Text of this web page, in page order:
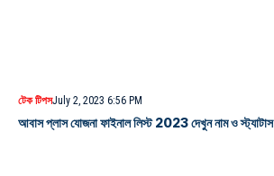
টেক টিপসJuly 2, 2023 6:56 PM
আবাস প্লাস যোজনা ফাইনাল লিস্ট 2023 দেখুন নাম ও স্ট্যাটাস